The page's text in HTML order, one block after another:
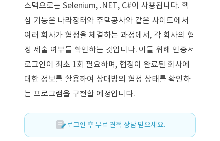
스택으로는 Selenium, .NET, C#이 사용됩니다. 핵
심 기능은 나라장터와 주택공사와 같은 사이트에서
여러 회사가 협정을 체결하는 과정에서, 각 회사의 협
정 제출 여부를 확인하는 것입니다. 이를 위해 인증서
로그인이 최초 1회 필요하며, 협정이 완료된 회사에
대한 정보를 활용하여 상대방의 협정 상태를 확인하
는 프로그램을 구현할 예정입니다.
로그인 후 무료 견적 상담 받으세요.